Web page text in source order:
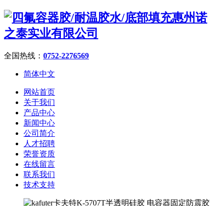
全国热线： 0752-2276569
简体中文
网站首页
关于我们
产品中心
新闻中心
公司简介
人才招聘
荣誉资质
在线留言
联系我们
技术支持